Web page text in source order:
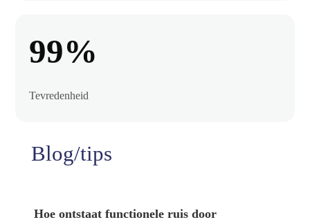
99%
Tevredenheid
Blog/tips
Hoe ontstaat functionele ruis door